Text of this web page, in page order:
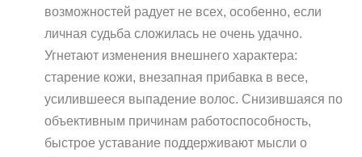
возможностей радует не всех, особенно, если
личная судьба сложилась не очень удачно.
Угнетают изменения внешнего характера:
старение кожи, внезапная прибавка в весе,
усилившееся выпадение волос. Снизившаяся по
объективным причинам работоспособность,
быстрое уставание поддерживают мысли о